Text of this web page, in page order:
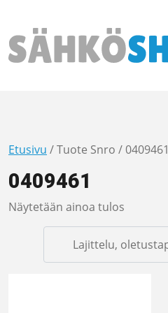
Päävalikko
Etusivu / Tuote Snro / 0409461
0409461
Näytetään ainoa tulos